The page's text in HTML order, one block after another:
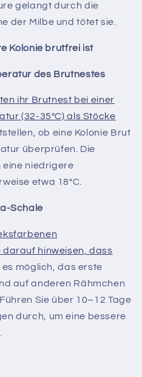
gelangt durch die
der Milbe und tötet sie.
Kolonie brutfrei ist
des Brutnestes
ihr Brutnest bei einer
(32-35°C) als Stöcke
ob eine Kolonie Brut
überprüfen. Die
eine niedrigere
etwa 18°C.
Schale
hinweisen, dass
es möglich, das erste
auf anderen Rähmchen
Führen Sie über 10–12 Tage
durch, um eine bessere